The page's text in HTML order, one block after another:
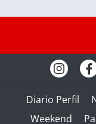
Diario Perfil
Weekend